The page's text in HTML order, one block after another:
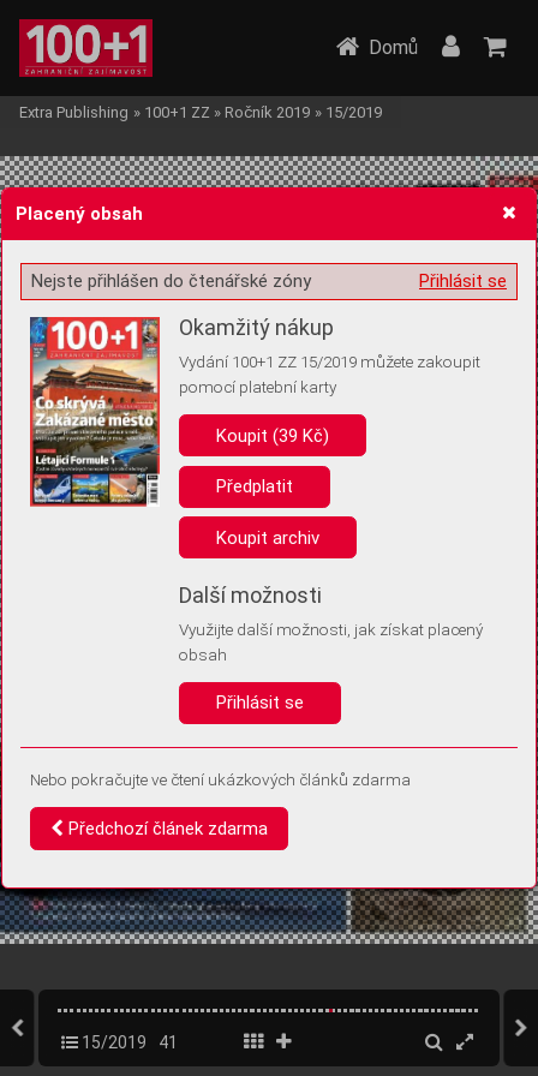
Žádost o souhlas s ukládáním volitelných informací
Pro základní fungování webu nepotřebujeme ukládat žádné informace
(tzv. cookies apod.). Rádi bychom vás ale požádali o souhlas s
uložením volitelných informací:
Anonymní unikátní ID
Díky němu příště poznáme, že se jedná o stejné zařízení, a
Identifikátor je zcela anonymní.
Vaše souhlasy a odmítnutí si ukládáme do vašeho zařízení, abychom se
vás už příště znovu neptali. Můžete je kdykoli později upravit ve Správě
Domů
Extra Publishing » 100+1 ZZ » Ročník 2019 » 15/2019
15/2019 41
Placený obsah
Přihlásit se
Nejste přihlášen do čtenářské zóny
Okamžitý nákup
Vydání 100+1 ZZ 15/2019 můžete zakoupit
pomocí platební karty
Koupit (39 Kč)
Předplatit
Koupit archiv
Další možnosti
Využijte další možnosti, jak získat placený
obsah
Přihlásit se
Nebo pokračujte ve čtení ukázkových článků zdarma
Předchozí článek zdarma